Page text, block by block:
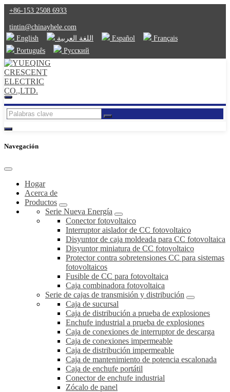
+86-153 2508 6933
tintin@chinayhele.com
English
اللغة العربية Español
Français
Português
Русский
Navegación
Hogar
Acerca de
Productos
Serie Nueva Energía
Conector fotovoltaico
Interruptor aislador de CC fotovoltaico
Disyuntor de caja moldeada para CC fotovoltaica
Disyuntor miniatura de CC fotovoltaico
Protector contra sobretensiones CC para sistemas
fotovoltaicos
Fusible de CC para fotovoltaica
Caja combinadora fotovoltaica
Serie de cajas de transmisión y distribución
Caja de sucursal
Caja de distribución a prueba de explosiones
Enchufe industrial a prueba de explosiones
Caja de conexiones de interruptor de descarga
Caja de conexiones impermeable
Caja de distribución impermeable
Caja de mantenimiento de potencia escalonada
Caja de enchufe portátil
Conector de enchufe industrial
Zócalo de panel